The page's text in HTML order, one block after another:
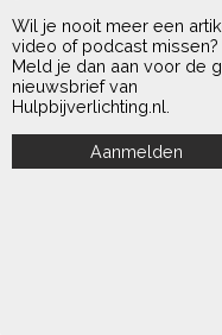
Wil je nooit meer een
video of podcast missen?
Meld je dan aan voor de
nieuwsbrief van
Hulpbijverlichting.nl.